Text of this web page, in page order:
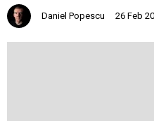
Daniel Popescu 26 Feb